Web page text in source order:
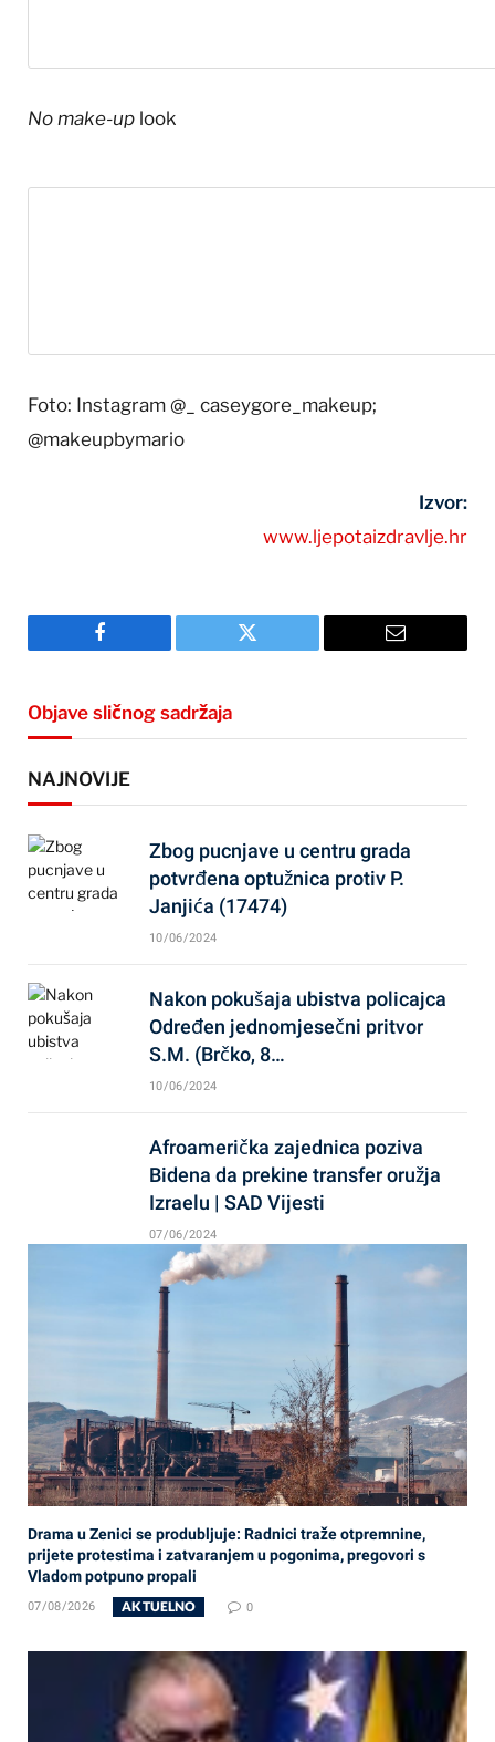
No make-up look
Foto: Instagram @_ caseygore_makeup;
@makeupbymario
Izvor:
www.ljepotaizdravlje.hr
Facebook Twitter Email
Objave sličnog sadržaja
NAJNOVIJE
Zbog pucnjave u centru grada
potvrđena optužnica protiv P.
Janjića (17474)
10/06/2024
Nakon pokušaja ubistva policajca
Određen jednomjesečni pritvor
S.M. (Brčko, 8…
10/06/2024
Afroamerička zajednica poziva
Bidena da prekine transfer oružja
Izraelu | SAD Vijesti
07/06/2024
Drama u Zenici se produbljuje: Radnici traže otpremnine,
prijete protestima i zatvaranjem u pogonima, pregovori s
Vladom potpuno propali
07/08/2026 AKTUELNO 0